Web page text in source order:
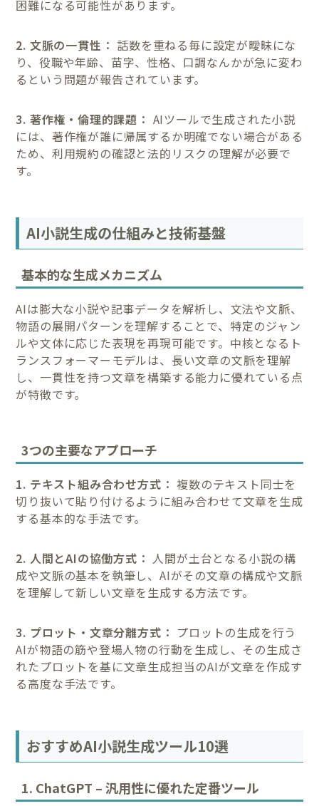
困難になる可能性があります。
2. 文脈の一貫性： 話数を重ねる毎に設定が曖昧にな
り、役職や年齢、苗字、性格、口調なんかが急に変わ
るという問題が報告されています。
3. 著作権・倫理的課題： AIツールで生成された小説
には、著作権が誰に帰属するか明確でない場合がある
ため、利用規約の確認と法的リスクの理解が必要で
す。
AI小説生成の仕組みと技術基盤
基本的な生成メカニズム
AIは膨大な小説や記事データを解析し、文法や文脈、
物語の展開パターンを理解することで、特定のジャン
ルや文体に応じた表現を再現可能です。中核となるト
ランスフォーマーモデルは、長い文章の文脈を理解
し、一貫性を持つ文章を構築する能力に優れている点
が特徴です。
3つの主要なアプローチ
1. テキスト組み合わせ方式： 複数のテキスト同士を
切り抜いて貼り付けるように組み合わせて文章を生成
する基本的な手法です。
2. 人間とAIの協働方式： 人間が土台となる小説の構
成や文脈の基本を執筆し、AIがその文章の構成や文脈
を理解して新しい文章を生成する方法です。
3. プロット・文章分離方式： プロットの生成を行う
AIが物語の筋や登場人物の行動を生成し、その生成さ
れたプロットを基に文章生成担当のAIが文章を作成す
る高度な手法です。
おすすめAI小説生成ツール10選
1. ChatGPT – 汎用性に優れた定番ツール